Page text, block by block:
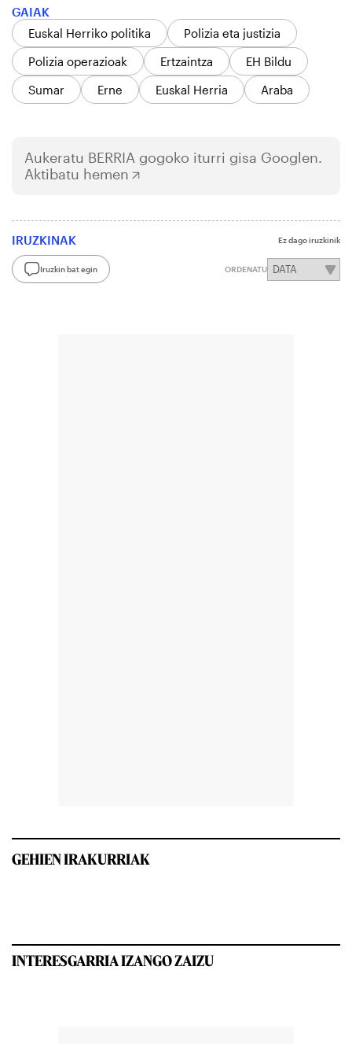
GAIAK
Euskal Herriko politika
Polizia eta justizia
Polizia operazioak
Ertzaintza
EH Bildu
Sumar
Erne Euskal Herria Araba
Aukeratu BERRIA gogoko iturri gisa Googlen.
Aktibatu hemen
IRUZKINAK Ez dago iruzkinik
Iruzkin bat egin ORDENATU
GEHIEN IRAKURRIAK
INTERESGARRIA IZANGO ZAIZU